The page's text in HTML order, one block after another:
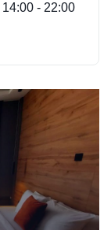
14:00 - 22:00